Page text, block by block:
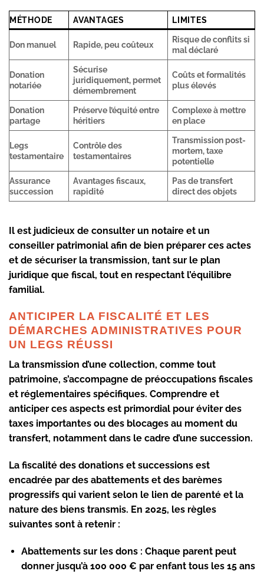
MÉTHODE AVANTAGES LIMITES
Don manuel Rapide, peu coûteux
Risque de conflits si
mal déclaré
Donation
notariée
Sécurise
juridiquement, permet
démembrement
Coûts et formalités
plus élevés
Donation
partage
Préserve l’équité entre
héritiers
Complexe à mettre
en place
Legs
testamentaire
Contrôle des
testamentaires
Transmission post-
mortem, taxe
potentielle
Assurance
succession
Avantages fiscaux,
rapidité
Pas de transfert
direct des objets
Il est judicieux de consulter un notaire et un
conseiller patrimonial afin de bien préparer ces actes
et de sécuriser la transmission, tant sur le plan
juridique que fiscal, tout en respectant l’équilibre
familial.
ANTICIPER LA FISCALITÉ ET LES
DÉMARCHES ADMINISTRATIVES POUR
UN LEGS RÉUSSI
La transmission d’une collection, comme tout
patrimoine, s’accompagne de préoccupations fiscales
et réglementaires spécifiques. Comprendre et
anticiper ces aspects est primordial pour éviter des
taxes importantes ou des blocages au moment du
transfert, notamment dans le cadre d’une succession.
La fiscalité des donations et successions est
encadrée par des abattements et des barèmes
progressifs qui varient selon le lien de parenté et la
nature des biens transmis. En 2025, les règles
suivantes sont à retenir :
Abattements sur les dons : Chaque parent peut
donner jusqu’à 100 000 € par enfant tous les 15 ans